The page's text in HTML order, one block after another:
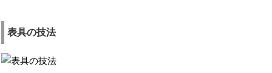
表具の技法